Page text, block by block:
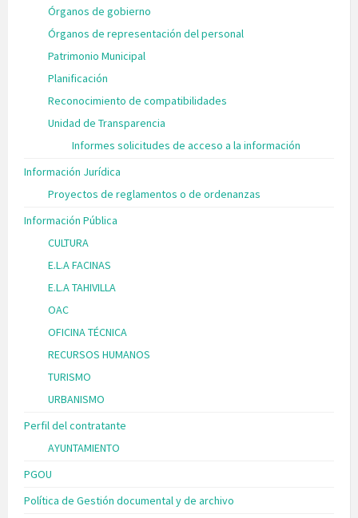
Órganos de gobierno
Órganos de representación del personal
Patrimonio Municipal
Planificación
Reconocimiento de compatibilidades
Unidad de Transparencia
Informes solicitudes de acceso a la información
Información Jurídica
Proyectos de reglamentos o de ordenanzas
Información Pública
CULTURA
E.L.A FACINAS
E.L.A TAHIVILLA
OAC
OFICINA TÉCNICA
RECURSOS HUMANOS
TURISMO
URBANISMO
Perfil del contratante
AYUNTAMIENTO
PGOU
Política de Gestión documental y de archivo